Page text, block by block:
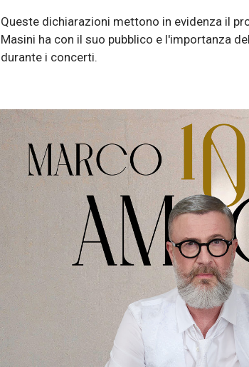
Queste dichiarazioni mettono in evidenza il
Masini ha con il suo pubblico e l'importanza
durante i concerti.